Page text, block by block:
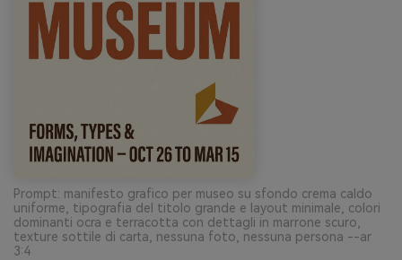
Prompt: manifesto grafico per museo su sfondo crema caldo
uniforme, tipografia del titolo grande e layout minimale, colori
dominanti ocra e terracotta con dettagli in marrone scuro,
texture sottile di carta, nessuna foto, nessuna persona --ar
3:4